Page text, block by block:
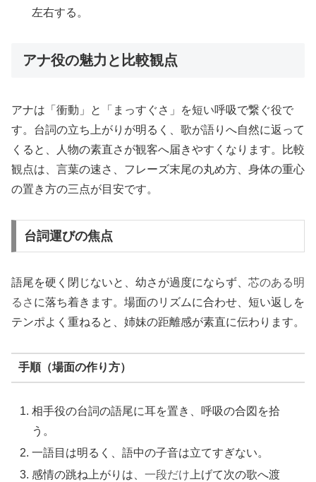
左右する。
アナ役の魅力と比較観点
アナは「衝動」と「まっすぐさ」を短い呼吸で繋ぐ役で
す。台詞の立ち上がりが明るく、歌が語りへ自然に返って
くると、人物の素直さが観客へ届きやすくなります。比較
観点は、言葉の速さ、フレーズ末尾の丸め方、身体の重心
の置き方の三点が目安です。
台詞運びの焦点
語尾を硬く閉じないと、幼さが過度にならず、 芯のある明
るさ に落ち着きます。場面のリズムに合わせ、短い返しを
テンポよく重ねると、姉妹の距離感が素直に伝わります。
手順（場面の作り方）
相手役の台詞の語尾に耳を置き、呼吸の合図を拾
う。
一語目は明るく、語中の子音は立てすぎない。
感情の跳ね上がりは、一段だけ 上げて次の歌へ渡